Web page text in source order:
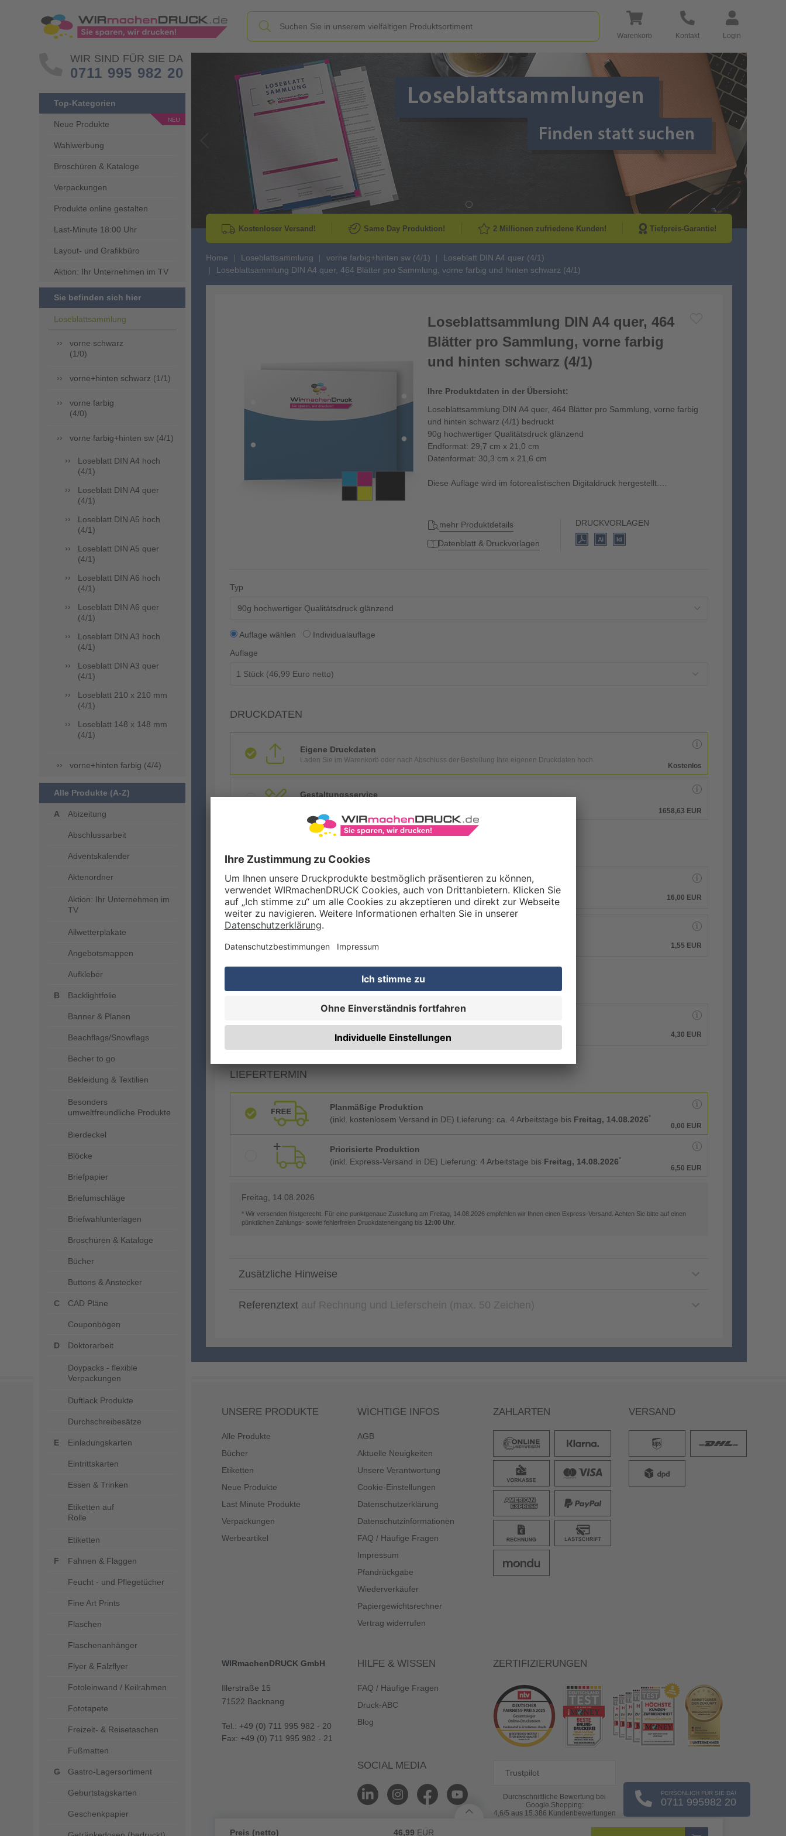
Warenkorb Kontakt Login
WIR SIND FÜR SIE DA
0711 995 982 20
Top-Kategorien
Neue Produkte
Wahlwerbung
Broschüren & Kataloge
Verpackungen
Produkte online gestalten
Last-Minute 18:00 Uhr
Layout- und Grafikbüro
Aktion: Ihr Unternehmen im TV
Sie befinden sich hier
Loseblattsammlung
vorne schwarz
(1/0)
vorne+hinten schwarz (1/1)
vorne farbig
(4/0)
vorne farbig+hinten sw (4/1)
Loseblatt DIN A4 hoch
(4/1)
Loseblatt DIN A4 quer
(4/1)
Loseblatt DIN A5 hoch
(4/1)
Loseblatt DIN A5 quer
(4/1)
Loseblatt DIN A6 hoch
(4/1)
Loseblatt DIN A6 quer
(4/1)
Loseblatt DIN A3 hoch
(4/1)
Loseblatt DIN A3 quer
(4/1)
Loseblatt 210 x 210 mm
(4/1)
Loseblatt 148 x 148 mm
(4/1)
vorne+hinten farbig (4/4)
Alle Produkte (A-Z)
Abizeitung
Abschlussarbeit
Adventskalender
Aktenordner
Aktion: Ihr Unternehmen im
TV
Allwetterplakate
Angebotsmappen
Aufkleber
Backlightfolie
Banner & Planen
Beachflags/Snowflags
Becher to go
Bekleidung & Textilien
Besonders
umweltfreundliche Produkte
Bierdeckel
Blöcke
Briefpapier
Briefumschläge
Briefwahlunterlagen
Broschüren & Kataloge
Bücher
Buttons & Anstecker
CAD Pläne
Couponbögen
Doktorarbeit
Doypacks - flexible
Verpackungen
Duftlack Produkte
Durchschreibesätze
Einladungskarten
Eintrittskarten
Essen & Trinken
Etiketten auf
Rolle
Etiketten
Fahnen & Flaggen
Feucht - und Pflegetücher
Fine Art Prints
Flaschen
Flaschenanhänger
Flyer & Falzflyer
Fotoleinwand / Keilrahmen
Fototapete
Freizeit- & Reisetaschen
Fußmatten
Gastro-Lagersortiment
Geburtstagskarten
Geschenkpapier
Go to Previous Slide Go to Next
Kostenloser Versand! Same Day Produktion! 2 Millionen zufriedene Kunden! Tiefpreis-Garantie!
Home Loseblattsammlung vorne farbig+hinten sw (4/1)
Loseblatt DIN A4 quer (4/1)
Loseblattsammlung DIN A4 quer, 464 Blätter pro Sammlung, vorne farbig und hinten schwarz (4/1)
Loseblattsammlung DIN A4 quer, 464
Blätter pro Sammlung, vorne farbig
und hinten schwarz (4/1)
Ihre Produktdaten in der Übersicht:
Loseblattsammlung DIN A4 quer, 464 Blätter pro Sammlung, vorne farbig
und hinten schwarz (4/1) bedruckt
90g hochwertiger Qualitätsdruck glänzend
Endformat: 29,7 cm x 21,0 cm
Datenformat: 30,3 cm x 21,6 cm
Diese Auflage wird im fotorealistischen Digitaldruck hergestellt.
mehr Produktdetails
Datenblatt & Druckvorlagen
DRUCKVORLAGEN
Typ
90g hochwertiger Qualitätsdruck glänzend
Auflage wählen
Individualauflage
Auflage
DRUCKDATEN
Eigene Druckdaten
Laden Sie im Warenkorb oder nach Abschluss der Bestellung Ihre eigenen Druckdaten hoch.
Kostenlos
Gestaltungsservice
1658,63 EUR
Qualitätskontrolle (von Experten empf.)
16,00 EUR
1,55 EUR
VERARBEITUNG & VEREDELUNG
Abheftlochung (2 Loch)
4,30 EUR
LIEFERTERMIN
Planmäßige Produktion
(inkl. kostenlosem Versand in DE) Lieferung: ca. 4 Arbeitstage bis Freitag, 14.08.2026*
0,00 EUR
Priorisierte Produktion
(inkl. Express-Versand in DE) Lieferung: 4 Arbeitstage bis Freitag, 14.08.2026*
6,50 EUR
Freitag, 14.08.2026
* Wir versenden fristgerecht. Für eine punktgenaue Zustellung am Freitag, 14.08.2026 empfehlen wir Ihnen einen Express-Versand. Achten Sie bitte auf einen
pünktlichen Zahlungs- sowie fehlerfreien Druckdateneingang bis 12:00 Uhr
Zusätzliche Hinweise
Referenztext
Preis (netto) 46,99 EUR
PERSÖNLICH FÜR SIE DA!
0711 995982 20
UNSERE PRODUKTE
Alle Produkte
Bücher
Etiketten
Neue Produkte
Last Minute Produkte
Verpackungen
Werbeartikel
WICHTIGE INFOS
AGB
Aktuelle Neuigkeiten
Unsere Verantwortung
Cookie-Einstellungen
Datenschutzerklärung
Datenschutzinformationen
FAQ / Häufige Fragen
Impressum
Pfandrückgabe
Wiederverkäufer
Papiergewichtsrechner
Vertrag widerrufen
ZAHLARTEN VERSAND
WIRmachenDRUCK GmbH
Illerstraße 15
71522 Backnang
Tel.: +49 (0) 711 995 982 - 20
Fax: +49 (0) 711 995 982 - 21
HILFE & WISSEN
FAQ / Häufige Fragen
Druck-ABC
Blog
SOCIAL MEDIA
ZERTIFIZIERUNGEN
Trustpilot
Durchschnittliche Bewertung bei
Google Shopping:
4,6/5 aus 15.386 Kundenbewertungen